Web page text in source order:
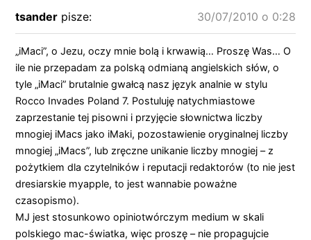
tsander pisze: 30/07/2010 o 0:28
„iMaci”, o Jezu, oczy mnie bolą i krwawią… Proszę Was… O
ile nie przepadam za polską odmianą angielskich słów, o
tyle „iMaci” brutalnie gwałcą nasz język analnie w stylu
Rocco Invades Poland 7. Postuluję natychmiastowe
zaprzestanie tej pisowni i przyjęcie słownictwa liczby
mnogiej iMacs jako iMaki, pozostawienie oryginalnej liczby
mnogiej „iMacs”, lub zręczne unikanie liczby mnogiej – z
pożytkiem dla czytelników i reputacji redaktorów (to nie jest
dresiarskie myapple, to jest wannabie poważne
czasopismo).
MJ jest stosunkowo opiniotwórczym medium w skali
polskiego mac-światka, więc proszę – nie propagujcie